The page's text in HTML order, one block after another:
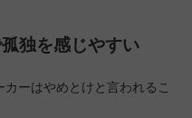
独を感じやすい
ーはやめとけと言われるこ